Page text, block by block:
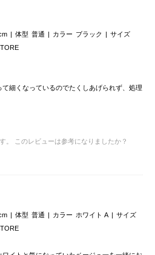
体型 普通 カラー ブラック
サイズ
細くなっているのでたくしあげられず、処理
。
このレビューは参考になりましたか？
体型 普通 カラー ホワイト A
サイズ